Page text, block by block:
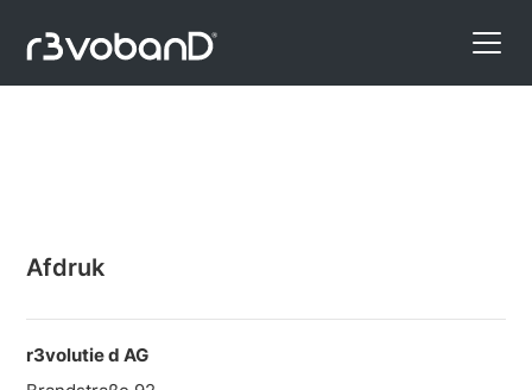
Afdruk
r3volutie d AG